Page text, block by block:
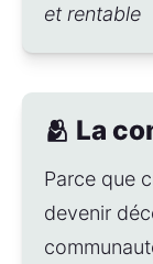
et rentable
🫂 La
Parce que
devenir